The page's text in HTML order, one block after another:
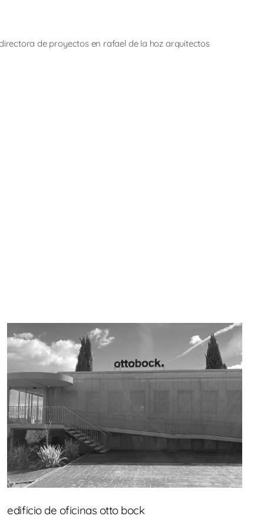
de proyectos en rafael de la hoz arquitectos
edificio de oficinas otto bock